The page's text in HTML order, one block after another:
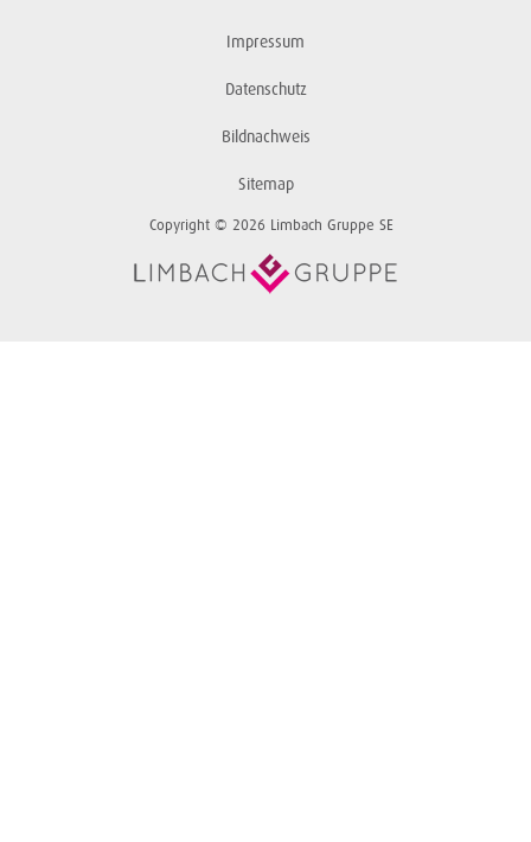
Impressum
Datenschutz
Bildnachweis
Sitemap
Copyright © 2026 Limbach Gruppe SE